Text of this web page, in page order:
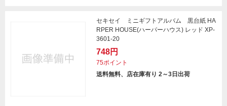
セキセイ ミニギフトアルバム 黒台紙 HA
RPER HOUSE(ハーパーハウス) レッド XP-
3601-20
748円
75ポイント
送料無料、店在庫有り 2～3日出荷